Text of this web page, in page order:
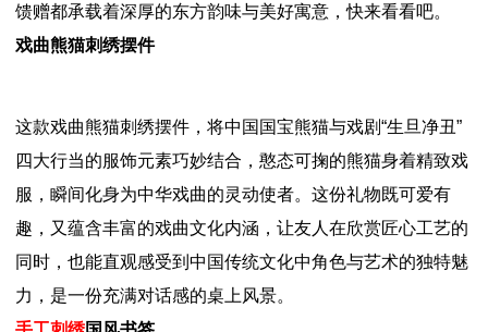
馈赠都承载着深厚的东方韵味与美好寓意，快来看看吧。
戏曲熊猫刺绣摆件
这款戏曲熊猫刺绣摆件，将中国国宝熊猫与戏剧“生旦净丑”
四大行当的服饰元素巧妙结合，憨态可掬的熊猫身着精致戏
服，瞬间化身为中华戏曲的灵动使者。这份礼物既可爱有
趣，又蕴含丰富的戏曲文化内涵，让友人在欣赏匠心工艺的
同时，也能直观感受到中国传统文化中角色与艺术的独特魅
力，是一份充满对话感的桌上风景。